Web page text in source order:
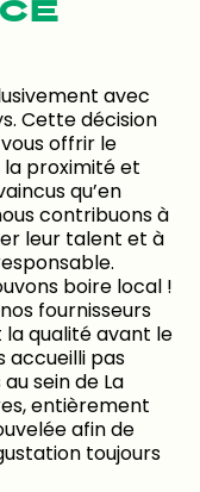
avec
Cette décision
offrir le
la proximité et
qu’en
contribuons à
leur talent et à
boire local !
fournisseurs
qualité avant le
accueilli pas
sein de La
entièrement
afin de
toujours